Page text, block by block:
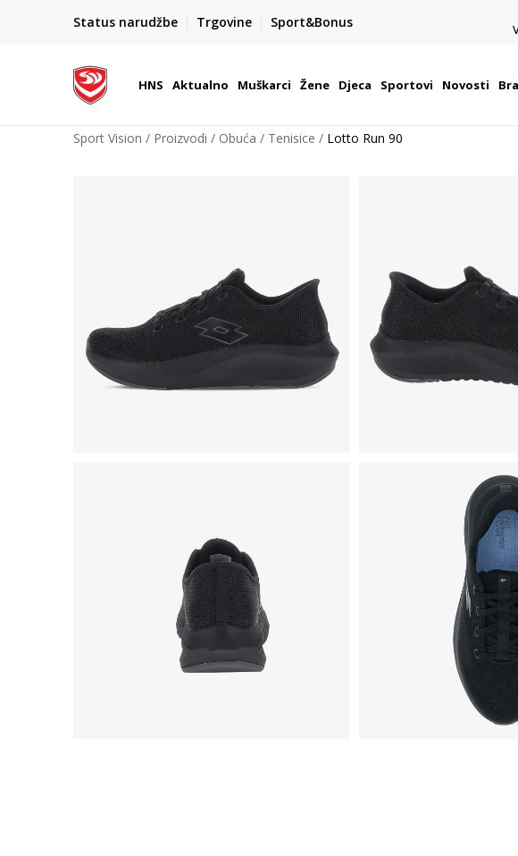
Status narudžbe Trgovine Sport&Bonus
BOX NOW
Dostava 1,50 €
| Više od 800 paketomata u Hrvatskoj
HNS Aktualno Muškarci Žene Djeca Sportovi Novosti
Sport Vision Proizvodi Obuća Tenisice Lotto Run 90